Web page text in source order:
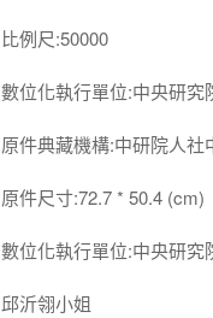
比例尺:50000
數位化執行單位:中央研
原件典藏機構:中研院人社
原件尺寸:72.7 * 50.4 (cm)
數位化執行單位:中央研
邱沂翎小姐